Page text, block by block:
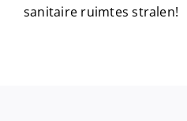
sanitaire ruimtes stralen!